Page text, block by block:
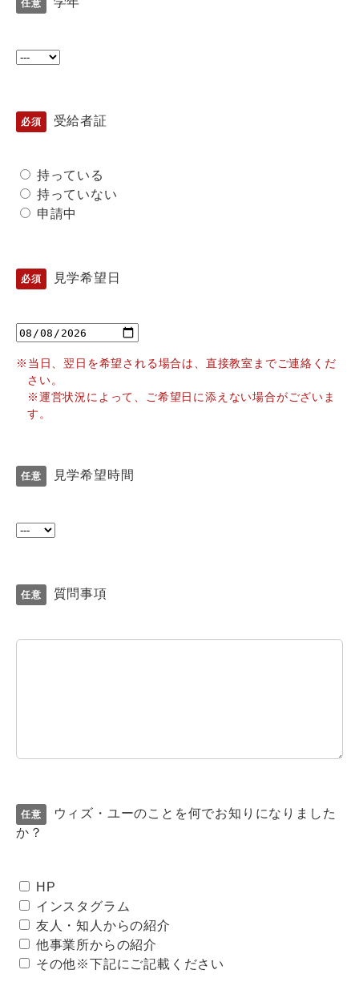
受給者証
持っている
持っていない
申請中
見学希望日
※当日、翌日を希望される場合は、直接教室までご連絡くだ
さい。
※運営状況によって、ご希望日に添えない場合がございま
す。
見学希望時間
質問事項
ウィズ・ユーのことを何でお知りになりました
か？
HP
インスタグラム
友人・知人からの紹介
他事業所からの紹介
その他※下記にご記載ください